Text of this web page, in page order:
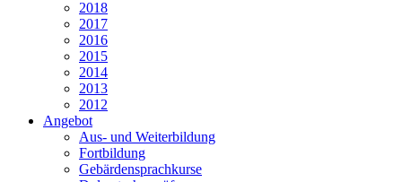
2018
2017
2016
2015
2014
2013
2012
Angebot
Aus- und Weiterbildung
Fortbildung
Gebärdensprachkurse